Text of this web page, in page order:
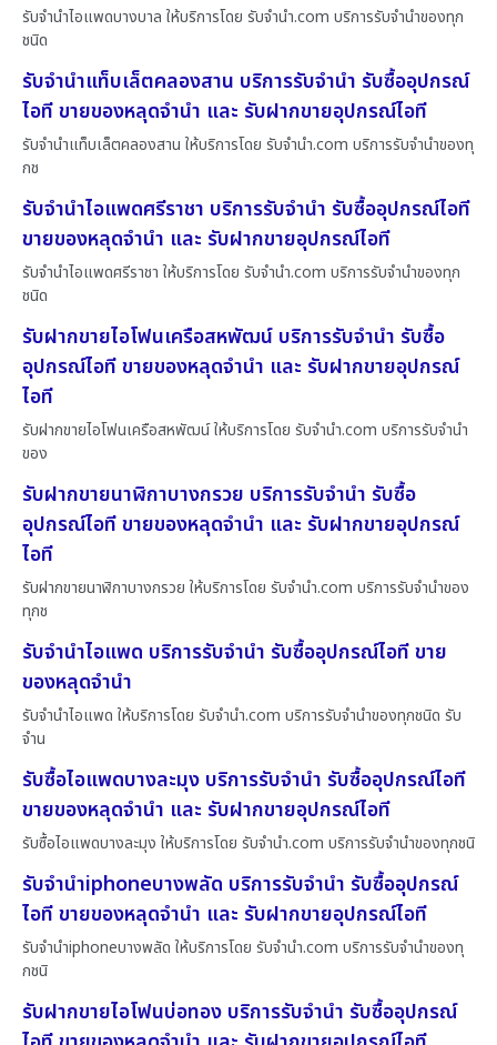
รับจำนำไอแพดบางบาล ให้บริการโดย รับจํานํา.com บริการรับจำนำของทุก
ชนิด
รับจำนำแท็บเล็ตคลองสาน บริการรับจำนำ รับซื้ออุปกรณ์
ไอที ขายของหลุดจำนำ และ รับฝากขายอุปกรณ์ไอที
รับจำนำแท็บเล็ตคลองสาน ให้บริการโดย รับจํานํา.com บริการรับจำนำของทุ
กช
รับจำนำไอแพดศรีราชา บริการรับจำนำ รับซื้ออุปกรณ์ไอที
ขายของหลุดจำนำ และ รับฝากขายอุปกรณ์ไอที
รับจำนำไอแพดศรีราชา ให้บริการโดย รับจํานํา.com บริการรับจำนำของทุก
ชนิด
รับฝากขายไอโฟนเครือสหพัฒน์ บริการรับจำนำ รับซื้อ
อุปกรณ์ไอที ขายของหลุดจำนำ และ รับฝากขายอุปกรณ์
ไอที
รับฝากขายไอโฟนเครือสหพัฒน์ ให้บริการโดย รับจํานํา.com บริการรับจำนำ
ของ
รับฝากขายนาฬิกาบางกรวย บริการรับจำนำ รับซื้อ
อุปกรณ์ไอที ขายของหลุดจำนำ และ รับฝากขายอุปกรณ์
ไอที
รับฝากขายนาฬิกาบางกรวย ให้บริการโดย รับจํานํา.com บริการรับจำนำของ
ทุกช
รับจำนำไอแพด บริการรับจำนำ รับซื้ออุปกรณ์ไอที ขาย
ของหลุดจำนำ
รับจำนำไอแพด ให้บริการโดย รับจํานํา.com บริการรับจำนำของทุกชนิด รับ
จำน
รับซื้อไอแพดบางละมุง บริการรับจำนำ รับซื้ออุปกรณ์ไอที
ขายของหลุดจำนำ และ รับฝากขายอุปกรณ์ไอที
รับซื้อไอแพดบางละมุง ให้บริการโดย รับจํานํา.com บริการรับจำนำของทุกชนิ
รับจำนำiphoneบางพลัด บริการรับจำนำ รับซื้ออุปกรณ์
ไอที ขายของหลุดจำนำ และ รับฝากขายอุปกรณ์ไอที
รับจำนำiphoneบางพลัด ให้บริการโดย รับจํานํา.com บริการรับจำนำของทุ
กชนิ
รับฝากขายไอโฟนบ่อทอง บริการรับจำนำ รับซื้ออุปกรณ์